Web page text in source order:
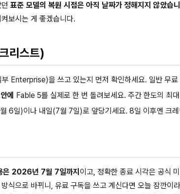
표준 모델의 복원 시점은 아직 날짜가 정해지지 않았습
보시는 게 좋겠습니다.
리스트)
Enterprise)을 쓰고 있는지 먼저 확인하세요. 일반 무
에
Fable 5를 실제로 한 번 돌려보세요. 주간 한도의 최
6일)이나 내일(7월 7일)로 앞당기세요. 8일 이후엔 크
2026년 7월 7일까지 이고, 정확한 종료 시각은 공식
식으로 바뀌니, 유료 구독을 쓰고 계신다면 오늘 잠깐이